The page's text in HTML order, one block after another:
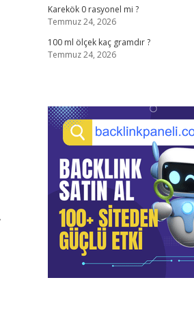
Karekök 0 rasyonel mi ?
Temmuz 24, 2026
100 ml ölçek kaç gramdır ?
Temmuz 24, 2026